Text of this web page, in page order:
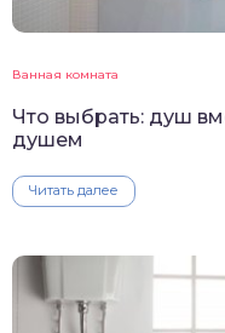
Ванная комната
Что выбрать: душ
душем
Читать далее